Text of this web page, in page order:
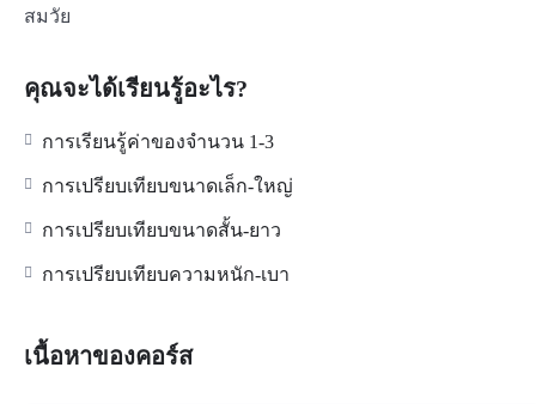
สมวัย
คุณจะได้เรียนรู้อะไร?
การเรียนรู้ค่าของจำนวน 1-3
การเปรียบเทียบขนาดเล็ก-ใหญ่
การเปรียบเทียบขนาดสั้น-ยาว
การเปรียบเทียบความหนัก-เบา
เนื้อหาของคอร์ส